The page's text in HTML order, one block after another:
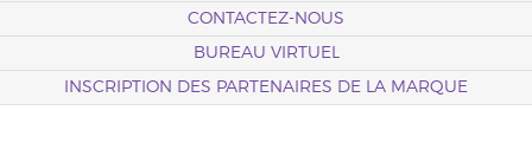
CONTACTEZ-NOUS
BUREAU VIRTUEL
INSCRIPTION DES PARTENAIRES DE LA MARQUE